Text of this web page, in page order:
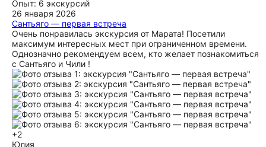
инков кипу, которое использовалось вместо традиционной
письменности. Затем мы отправились на прогулку по
историческому центру Сантьяго. Было очень интересно
узнать не только об истории города, но и Чили в целом.
Марат прекрасный гид с глубокими знаниями истории и
широким кругозором. Особенно понравилось, что его
рассказы сопровождались старыми историческими
фотографиями города, благодаря которым можно было
увидеть, как менялся Сантьяго с течением времени. На
обед заехали в очень необычный морской ресторан-музей,
что стало отдельной интересной частью экскурсии.
Поскольку из-за дождя все парки были закрыты,
программа была оперативно скорректирована, и мы
поехали в ремесленную деревню Сан-Доминго, где можно
было увидеть и приобрести красивые изделия ручной
Опыт: 6 экскурсий
26 января 2026
Сантьяго — первая встреча
Очень понравилась экскурсия от Марата! Посетили
максимум интересных мест при ограниченном времени.
Однозначно рекомендуем всем, кто желает познакомиться
с Сантьяго и Чили !
+2
Юлия